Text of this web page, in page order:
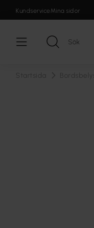
KundserviceMina sidor